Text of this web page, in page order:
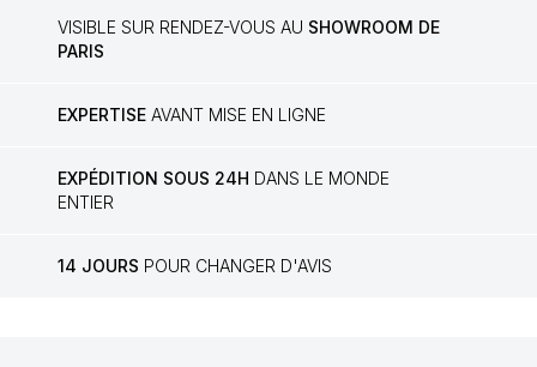
VISIBLE SUR RENDEZ-VOUS AU SHOWROOM DE
PARIS
EXPERTISE AVANT MISE EN LIGNE
EXPÉDITION SOUS 24H DANS LE MONDE
ENTIER
14 JOURS POUR CHANGER D'AVIS